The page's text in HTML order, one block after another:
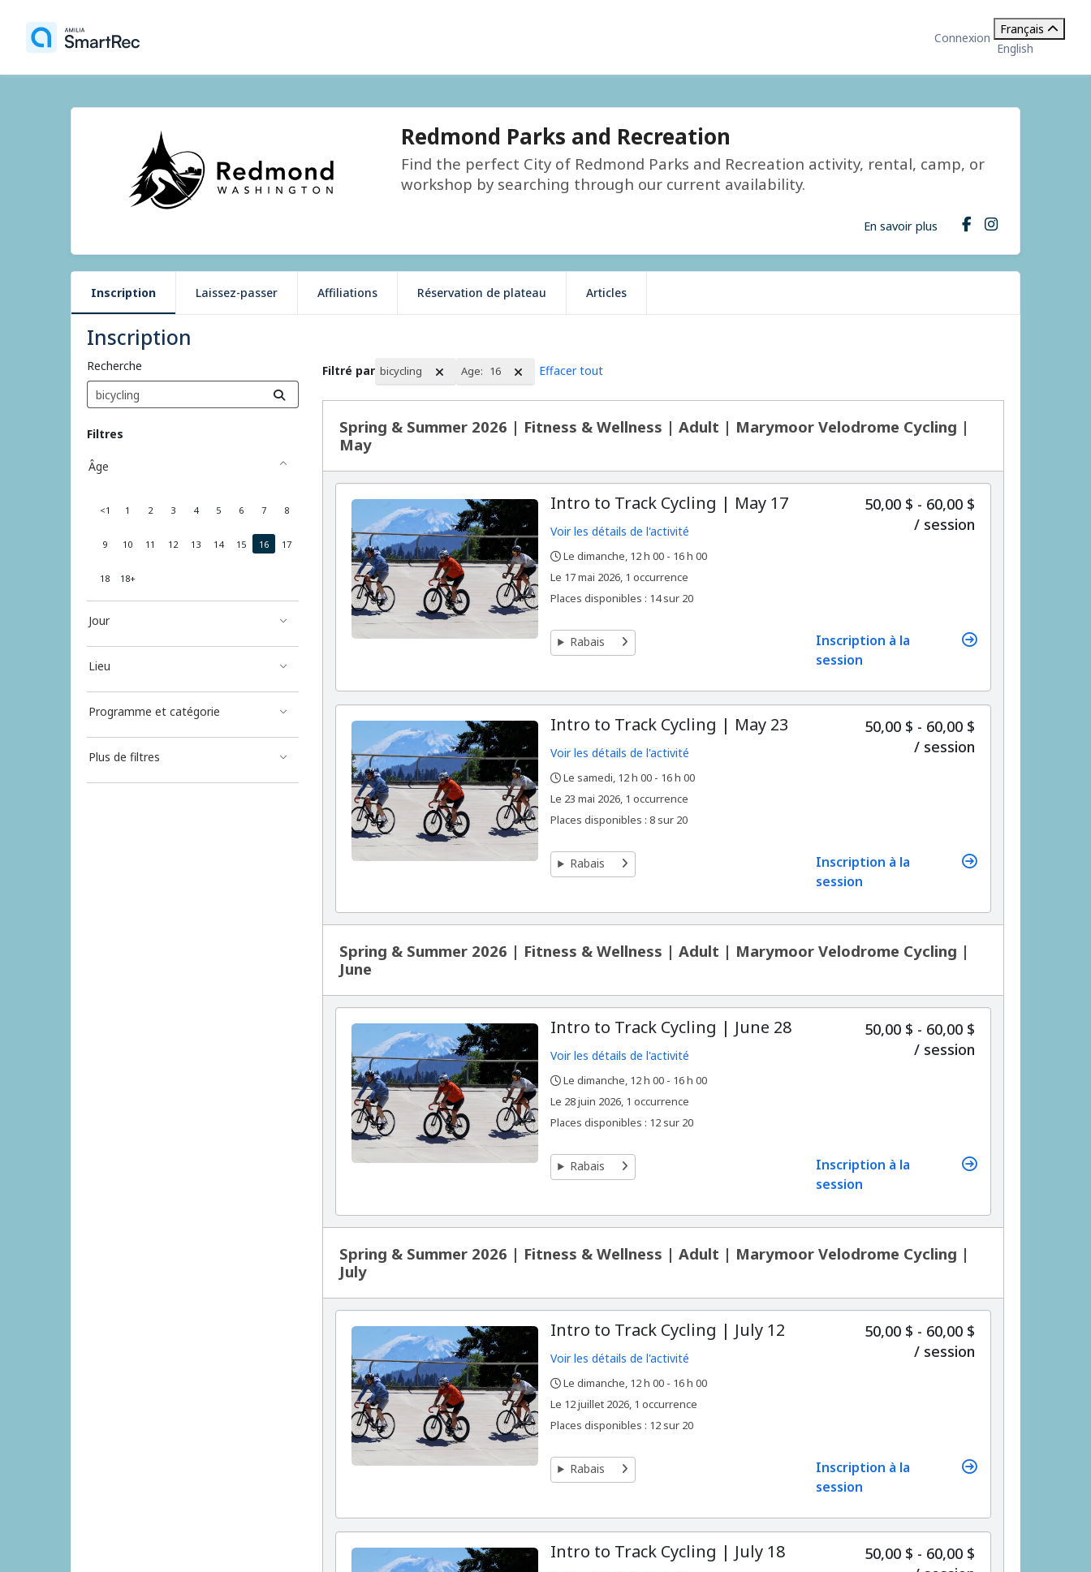
Connexion
Français
English
Redmond Parks and Recreation
Find the perfect City of Redmond Parks and Recreation activity, rental, camp, or
workshop by searching through our current availability.
En savoir plus
Inscription Laissez-passer Affiliations Réservation de plateau Articles
Inscription
Recherche
Filtres
Âge
<1 1 2 3 4 5 6 7 8
9 10 11 12 13 14 15 16 17
18 18+
Jour
Lieu
Programme et catégorie
Plus de filtres
Filtré par bicycling Age: 16 Effacer tout
Spring & Summer 2026 | Fitness & Wellness | Adult | Marymoor Velodrome Cycling |
May
Intro to Track Cycling | May 17
Voir les détails de l'activité
,
Le dimanche, 12 h 00 - 16 h 00
Le ,17 mai 2026, 1 occurrence
Places disponibles : 14 sur 20
50,00 $ - 60,00 $
/ par
session
Inscription à la
session
Rabais
Intro to Track Cycling | May 23
Voir les détails de l'activité
,
Le samedi, 12 h 00 - 16 h 00
Le ,23 mai 2026, 1 occurrence
Places disponibles : 8 sur 20
50,00 $ - 60,00 $
/ par
session
Inscription à la
session
Rabais
Spring & Summer 2026 | Fitness & Wellness | Adult | Marymoor Velodrome Cycling |
June
Intro to Track Cycling | June 28
Voir les détails de l'activité
,
Le dimanche, 12 h 00 - 16 h 00
Le ,28 juin 2026, 1 occurrence
Places disponibles : 12 sur 20
50,00 $ - 60,00 $
/ par
session
Inscription à la
session
Rabais
Spring & Summer 2026 | Fitness & Wellness | Adult | Marymoor Velodrome Cycling |
July
Intro to Track Cycling | July 12
Voir les détails de l'activité
,
Le dimanche, 12 h 00 - 16 h 00
Le ,12 juillet 2026, 1 occurrence
Places disponibles : 12 sur 20
50,00 $ - 60,00 $
/ par
session
Inscription à la
session
Rabais
Intro to Track Cycling | July 18
50,00 $ - 60,00 $